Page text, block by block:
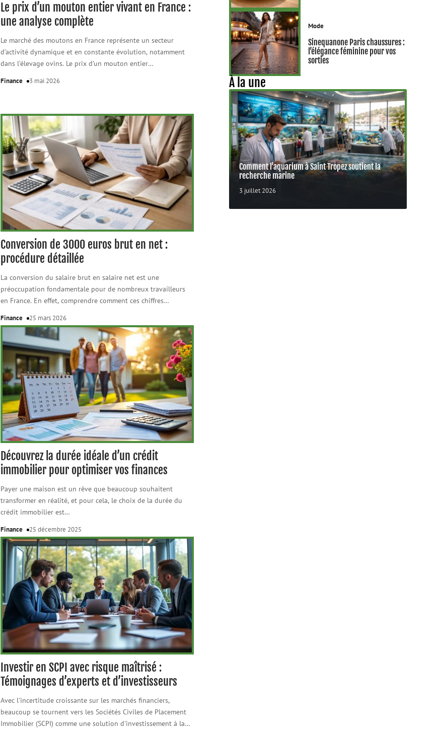
Le prix d’un mouton entier vivant en France :
une analyse complète
Le marché des moutons en France représente un secteur
d’activité dynamique et en constante évolution, notamment
dans l’élevage ovins. Le prix d’un mouton entier…
Finance 3 mai 2026
Conversion de 3000 euros brut en net :
procédure détaillée
La conversion du salaire brut en salaire net est une
préoccupation fondamentale pour de nombreux travailleurs
en France. En effet, comprendre comment ces chiffres…
Finance 25 mars 2026
Découvrez la durée idéale d’un crédit
immobilier pour optimiser vos finances
Payer une maison est un rêve que beaucoup souhaitent
transformer en réalité, et pour cela, le choix de la durée du
crédit immobilier est…
Finance 25 décembre 2025
Investir en SCPI avec risque maîtrisé :
Témoignages d’experts et d’investisseurs
Avec l'incertitude croissante sur les marchés financiers,
beaucoup se tournent vers les Sociétés Civiles de Placement
Immobilier (SCPI) comme une solution d'investissement à la…
Mode
Sinequanone Paris chaussures :
l’élégance féminine pour vos
sorties
À la une
Comment l’aquarium à Saint Tropez soutient la
recherche marine
3 juillet 2026